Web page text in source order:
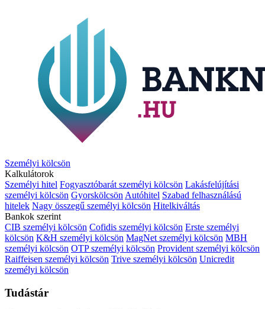
Személyi kölcsön
Kalkulátorok
Személyi hitel Fogyasztóbarát személyi kölcsön Lakásfelújítási
személyi kölcsön Gyorskölcsön Autóhitel Szabad felhasználású
hitelek Nagy összegű személyi kölcsön Hitelkiváltás
Bankok szerint
CIB személyi kölcsön Cofidis személyi kölcsön Erste személyi
kölcsön K&H személyi kölcsön MagNet személyi kölcsön MBH
személyi kölcsön OTP személyi kölcsön Provident személyi kölcsön
Raiffeisen személyi kölcsön Trive személyi kölcsön Unicredit
személyi kölcsön
Tudástár